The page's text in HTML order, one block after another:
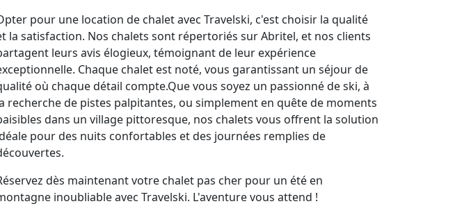
pour une location de chalet avec Travelski, c'est choisir la qualité
la satisfaction. Nos chalets sont répertoriés sur Abritel, et nos clients
leurs avis élogieux, témoignant de leur expérience
Chaque chalet est noté, vous garantissant un séjour de
où chaque détail compte.Que vous soyez un passionné de ski, à
recherche de pistes palpitantes, ou simplement en quête de moments
dans un village pittoresque, nos chalets vous offrent la solution
pour des nuits confortables et des journées remplies de
dès maintenant votre chalet pas cher pour un été en
inoubliable avec Travelski. L'aventure vous attend !